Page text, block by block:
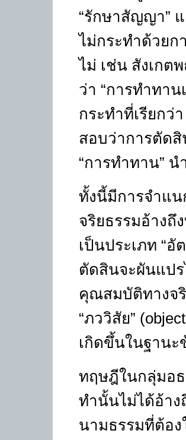
“รักษาสัญญา”
ไม่กระทำด้วย
ไม่ เช่น สังเกต
ว่า “การทำทาน
กระทำที่เรียกว่า
สอบว่าการตัด
“การทำทาน” น
ทั้งนี้มีการจำแ
จริยธรรมอ้าง
เป็นประเภท “อั
ตัดสินจะผันแป
คุณสมบัติทางจ
“ภววิสัย”
เกิดขึ้นในฐานะ
ทฤษฎีในกลุ่มอ
ทำนั้นไม่ได้อ้า
นามธรรมที่ต้อ